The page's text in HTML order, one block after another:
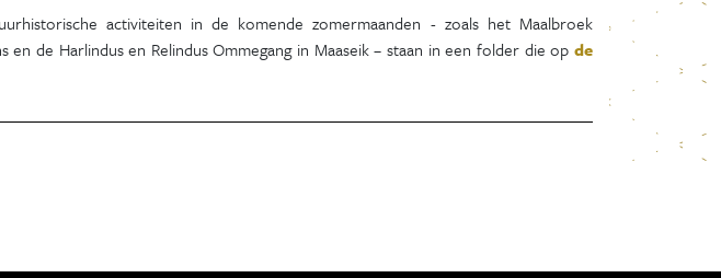
activiteiten in de komende zomermaanden - zoals het Maalbroek
de Harlindus en Relindus Ommegang in Maaseik – staan in een folder die op de